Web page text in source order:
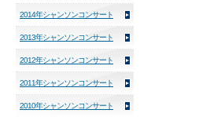
2014年シャンソンコンサート
2013年シャンソンコンサート
2012年シャンソンコンサート
2011年シャンソンコンサート
2010年シャンソンコンサート